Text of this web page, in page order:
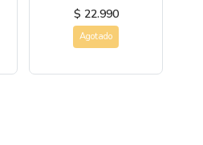
$ 22.990
Agotado